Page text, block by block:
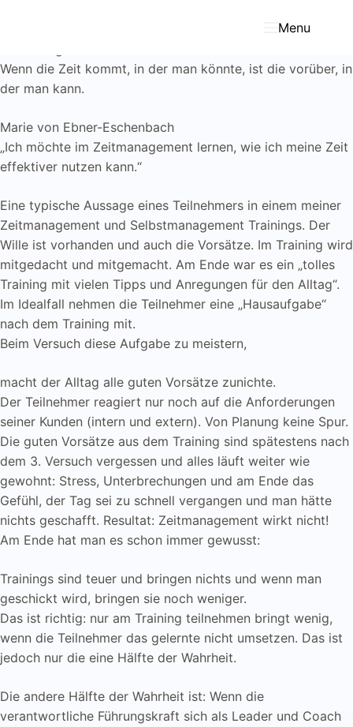
Menu
Wenn die Zeit kommt, in der man könnte, ist die vorüber, in
der man kann.
Marie von Ebner-Eschenbach
„Ich möchte im Zeitmanagement lernen, wie ich meine Zeit
effektiver nutzen kann.“
Eine typische Aussage eines Teilnehmers in einem meiner
Zeitmanagement und Selbstmanagement Trainings. Der
Wille ist vorhanden und auch die Vorsätze. Im Training wird
mitgedacht und mitgemacht. Am Ende war es ein „tolles
Training mit vielen Tipps und Anregungen für den Alltag“.
Im Idealfall nehmen die Teilnehmer eine „Hausaufgabe“
nach dem Training mit.
Beim Versuch diese Aufgabe zu meistern,
macht der Alltag alle guten Vorsätze zunichte.
Der Teilnehmer reagiert nur noch auf die Anforderungen
seiner Kunden (intern und extern). Von Planung keine Spur.
Die guten Vorsätze aus dem Training sind spätestens nach
dem 3. Versuch vergessen und alles läuft weiter wie
gewohnt: Stress, Unterbrechungen und am Ende das
Gefühl, der Tag sei zu schnell vergangen und man hätte
nichts geschafft. Resultat: Zeitmanagement wirkt nicht!
Am Ende hat man es schon immer gewusst:
Trainings sind teuer und bringen nichts und wenn man
geschickt wird, bringen sie noch weniger.
Das ist richtig: nur am Training teilnehmen bringt wenig,
wenn die Teilnehmer das gelernte nicht umsetzen. Das ist
jedoch nur die eine Hälfte der Wahrheit.
Die andere Hälfte der Wahrheit ist: Wenn die
verantwortliche Führungskraft sich als Leader und Coach